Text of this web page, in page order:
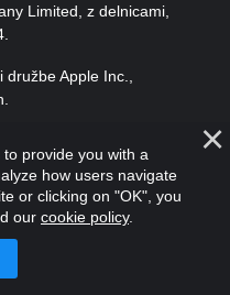
Limited, z delnicami,
Apple Inc.,
provide you with a
how users navigate
or clicking on "OK", you
our cookie policy.